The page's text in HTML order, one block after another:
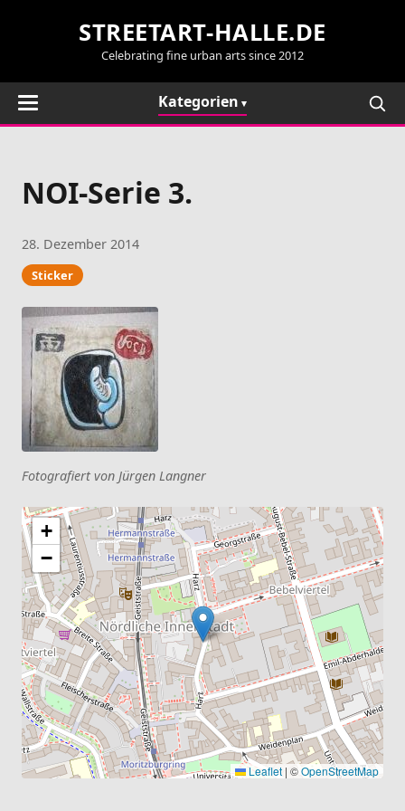
STREETART-HALLE.DE
Celebrating fine urban arts since 2012
Kategorien
NOI-Serie 3.
28. Dezember 2014
Sticker
Fotografiert von Jürgen Langner
+
−
Leaflet | ©OpenStreetMap